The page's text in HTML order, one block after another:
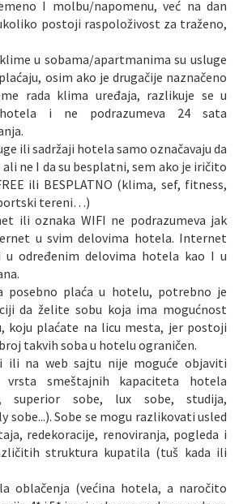
I molbu/napomenu, već na dan
postoji raspoloživost za traženo,
u sobama/apartmanima su usluge
osim ako je drugačije naznačeno
rada klima uređaja, razlikuje se u
i ne podrazumeva 24 sata
ili sadržaji hotela samo označavaju da
ne I da su besplatni, sem ako je iričito
ili BESPLATNO (klima, sef, fitness,
tereni…)
ili oznaka WIFI ne podrazumeva jak
u svim delovima hotela. Internet
određenim delovima hotela kao I u
posebno plaća u hotelu, potrebno je
da želite sobu koja ima mogućnost
koju plaćate na licu mesta, jer postoji
takvih soba u hotelu ograničen.
ili na web sajtu nije moguće objaviti
smeštajnih kapaciteta hotela
superior sobe, lux sobe, studija,
sobe...). Sobe se mogu razlikovati usled
redekoracije, renoviranja, pogleda i
struktura kupatila (tuš kada ili
oblačenja (većina hotela, a naročito